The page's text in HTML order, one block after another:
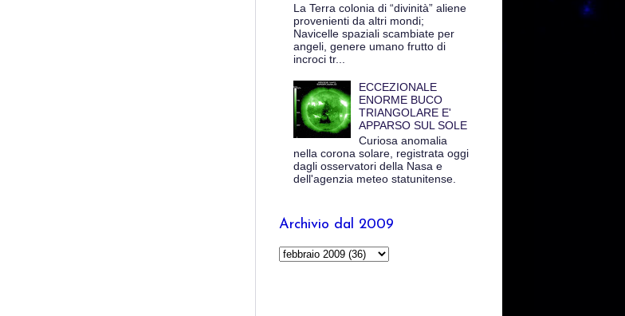
La Terra colonia di “divinità” aliene
provenienti da altri mondi;
Navicelle spaziali scambiate per
angeli, genere umano frutto di
incroci tr...
ECCEZIONALE
ENORME BUCO
TRIANGOLARE E'
APPARSO SUL SOLE
Curiosa anomalia
nella corona solare, registrata oggi
dagli osservatori della Nasa e
dell'agenzia meteo statunitense.
Archivio dal 2009